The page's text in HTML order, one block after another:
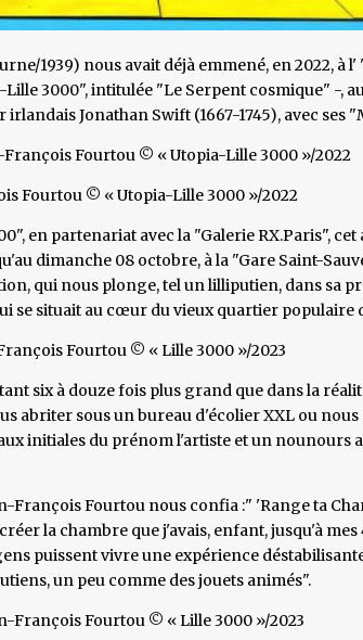
1939) nous avait déjà emmené, en 2022, à
3000", intitulée "Le Serpent cosmique" -,
irlandais Jonathan Swift (1667-1745), avec ses
Fourtou © « Utopia-Lille 3000 »/2022
Fourtou © « Utopia-Lille 3000 »/2022
en partenariat avec la "Galerie RX.Paris",
dimanche 08 octobre, à la "Gare Saint-
qui nous plonge, tel un lilliputien, dans sa
se situait au cœur du vieux quartier populaire
Fourtou © « Lille 3000 »/2023
six à douze fois plus grand que dans la
abriter sous un bureau d'écolier XXL ou
initiales du prénom l'artiste et un nounours
François Fourtou nous confia :" 'Range ta
la chambre que j'avais, enfant, jusqu'à mes
puissent vivre une expérience
un peu comme des jouets animés".
François Fourtou © « Lille 3000 »/2023